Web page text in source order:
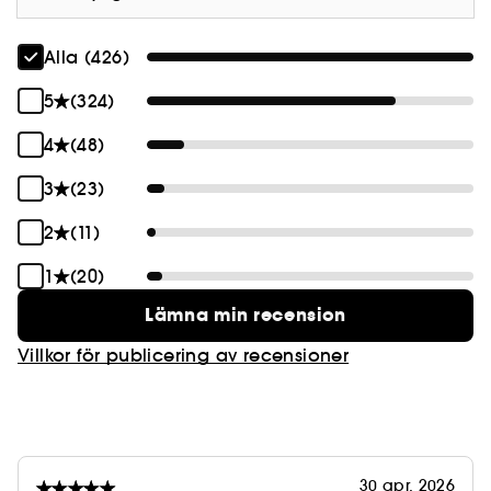
Alla (426)
5
(324)
4
(48)
3
(23)
2
(11)
1
(20)
Lämna min recension
Villkor för publicering av recensioner
30 apr. 2026